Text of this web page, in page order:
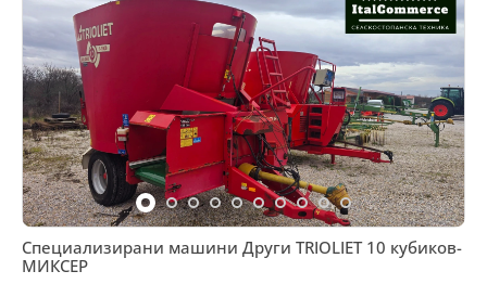
Специализирани машини Други TRIOLIET 10 кубиков-
МИКСЕР